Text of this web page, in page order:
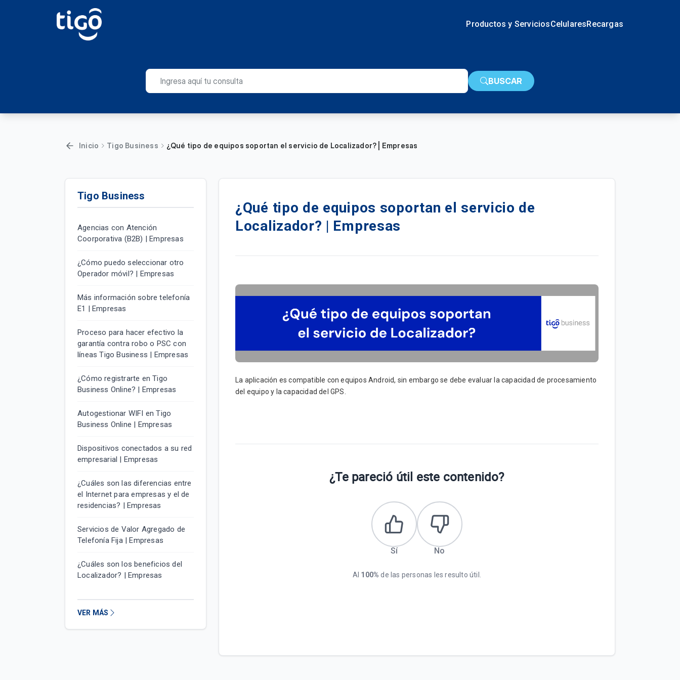
Productos y ServiciosCelularesRecargas
BUSCAR
Inicio Tigo Business ¿Qué tipo de equipos soportan el servicio de Localizador? | Empresas
Tigo Business
Agencias con Atención
Coorporativa (B2B) | Empresas
¿Cómo puedo seleccionar otro
Operador móvil? | Empresas
Más información sobre telefonía
E1 | Empresas
Proceso para hacer efectivo la
garantía contra robo o PSC con
líneas Tigo Business | Empresas
¿Cómo registrarte en Tigo
Business Online? | Empresas
Autogestionar WIFI en Tigo
Business Online | Empresas
Dispositivos conectados a su red
empresarial | Empresas
¿Cuáles son las diferencias entre
el Internet para empresas y el de
residencias? | Empresas
Servicios de Valor Agregado de
Telefonía Fija | Empresas
¿Cuáles son los beneficios del
Localizador? | Empresas
VER MÁS
¿Qué tipo de equipos soportan el servicio de
Localizador? | Empresas
La aplicación es compatible con equipos Android, sin embargo se debe evaluar la capacidad de procesamiento
del equipo y la capacidad del GPS.
¿Te pareció útil este contenido?
Sí No
Al 100% de las personas les resulto útil.